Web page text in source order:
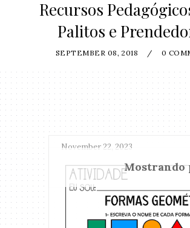
Recursos
Palitos e
SEPTEMBER 08, 2018 / 0
Mostrando
November 22, 2023